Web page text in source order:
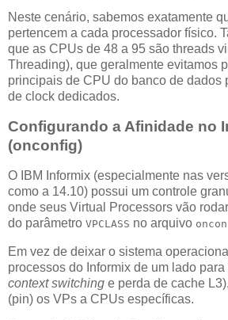
Neste cenário, sabemos exatamente
pertencem a cada processador físico.
que as CPUs de 48 a 95 são threads
Threading), que geralmente evitamos
principais de CPU do banco de dados
de clock dedicados.
Configurando a Afinidade no
(onconfig)
O IBM Informix (especialmente nas
como a 14.10) possui um controle
onde seus Virtual Processors vão
do parâmetro VPCLASS no arquivo
Em vez de deixar o sistema
processos do Informix de um lado
context switching e perda de cache
(pin) os VPs a CPUs específicas.